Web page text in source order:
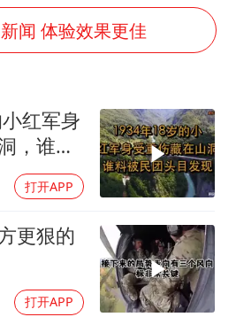
岁山接盘烂尾恒大文旅城
制冰厂工人旺季能月入一万三
近平心系体育强国建设
闻 体验效果更佳
红军身
，谁料
打开APP
更狠的
打开APP